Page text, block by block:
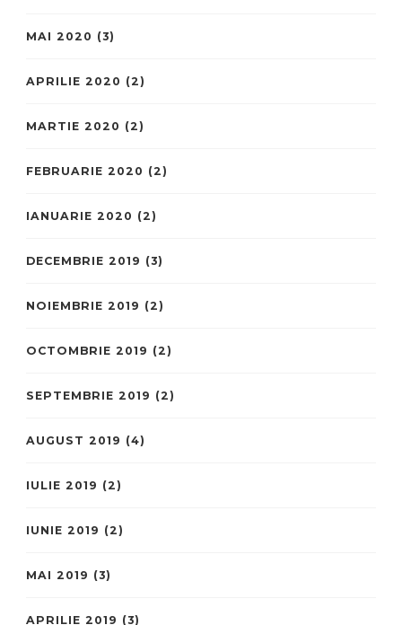
MAI 2020 (3)
APRILIE 2020 (2)
MARTIE 2020 (2)
FEBRUARIE 2020 (2)
IANUARIE 2020 (2)
DECEMBRIE 2019 (3)
NOIEMBRIE 2019 (2)
OCTOMBRIE 2019 (2)
SEPTEMBRIE 2019 (2)
AUGUST 2019 (4)
IULIE 2019 (2)
IUNIE 2019 (2)
MAI 2019 (3)
APRILIE 2019 (3)